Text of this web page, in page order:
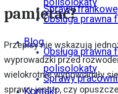
Obsługa prawna
Sprawy
Blog
Kontakt
Sprawy
polisolokaty
Obsługa prawna
pamiętać?
Przepisy nie wskazują
wyprowadzki przed
wielokrotnie wypowiadały
sprawy jest to, czy